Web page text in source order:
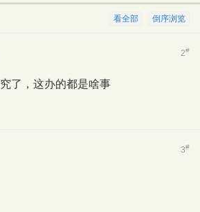
倒序浏览
看全部
2#
了，这办的都是啥事
3#